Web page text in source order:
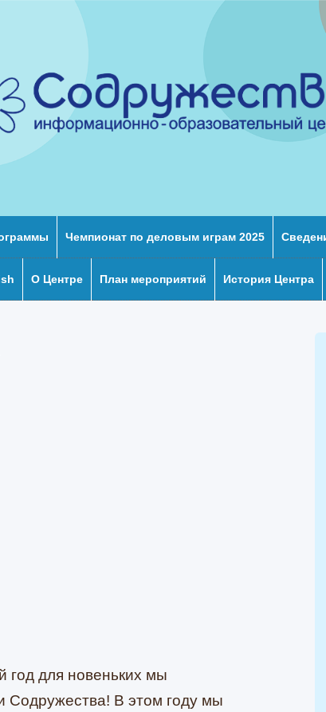
Чемпионат по деловым играм 2025
О Центре План мероприятий История Центра
год для новеньких мы
Содружества! В этом году мы